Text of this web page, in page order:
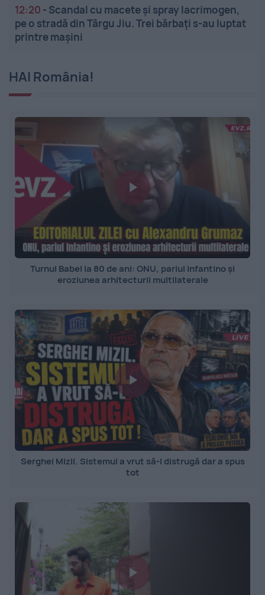
12:20 - Scandal cu macete și spray lacrimogen,
pe o stradă din Târgu Jiu. Trei bărbați s-au luptat
printre mașini
HAI România!
Turnul Babel la 80 de ani: ONU, pariul Infantino și
eroziunea arhitecturii multilaterale
Serghei Mizil. Sistemul a vrut să-l distrugă dar a spus
tot